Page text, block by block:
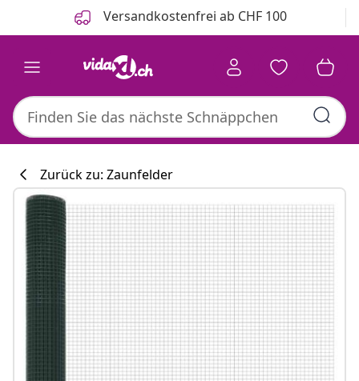
Versandkostenfrei ab CHF 100
Zurück zu: Zaunfelder